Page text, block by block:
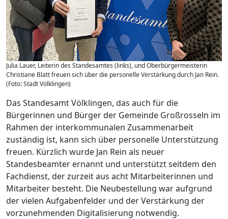
Julia Lauer, Leiterin des Standesamtes (links), und Oberbürgermeisterin
Christiane Blatt freuen sich über die personelle Verstärkung durch Jan Rein.
(Foto: Stadt Völklingen)
Das Standesamt Völklingen, das auch für die
Bürgerinnen und Bürger der Gemeinde Großrosseln im
Rahmen der interkommunalen Zusammenarbeit
zuständig ist, kann sich über personelle Unterstützung
freuen. Kürzlich wurde Jan Rein als neuer
Standesbeamter ernannt und unterstützt seitdem den
Fachdienst, der zurzeit aus acht Mitarbeiterinnen und
Mitarbeiter besteht. Die Neubestellung war aufgrund
der vielen Aufgabenfelder und der Verstärkung der
vorzunehmenden Digitalisierung notwendig.